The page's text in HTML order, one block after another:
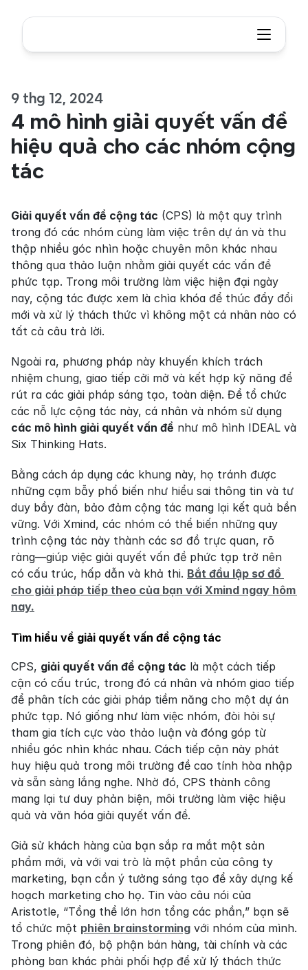
9 thg 12, 2024
4 mô hình giải quyết vấn đề
hiệu quả cho các nhóm cộng
tác
Giải quyết vấn đề cộng tác (CPS) là một quy trình
trong đó các nhóm cùng làm việc trên dự án và thu
thập nhiều góc nhìn hoặc chuyên môn khác nhau
thông qua thảo luận nhằm giải quyết các vấn đề
phức tạp. Trong môi trường làm việc hiện đại ngày
nay, cộng tác được xem là chìa khóa để thúc đẩy đổi
mới và xử lý thách thức vì không một cá nhân nào có
tất cả câu trả lời.
Ngoài ra, phương pháp này khuyến khích trách
nhiệm chung, giao tiếp cởi mở và kết hợp kỹ năng để
rút ra các giải pháp sáng tạo, toàn diện. Để tổ chức
các mô hình giải quyết vấn đề như mô hình IDEAL và
Six Thinking Hats.
Bằng cách áp dụng các khung này, họ tránh được
những cạm bẫy phổ biến như hiểu sai thông tin và tư
duy bầy đàn, bảo đảm cộng tác mang lại kết quả bền
vững. Với Xmind, các nhóm có thể biến những quy
trình cộng tác này thành các sơ đồ trực quan, rõ
ràng—giúp việc giải quyết vấn đề phức tạp trở nên
có cấu trúc, hấp dẫn và khả thi. Bắt đầu lập sơ đồ
cho giải pháp tiếp theo của bạn với Xmind ngay hôm
nay.
Tìm hiểu về giải quyết vấn đề cộng tác
CPS, giải quyết vấn đề cộng tác là một cách tiếp
cận có cấu trúc, trong đó cá nhân và nhóm giao tiếp
để phân tích các giải pháp tiềm năng cho một dự án
phức tạp. Nó giống như làm việc nhóm, đòi hỏi sự
tham gia tích cực vào thảo luận và đóng góp từ
nhiều góc nhìn khác nhau. Cách tiếp cận này phát
huy hiệu quả trong môi trường đề cao tính hòa nhập
và sẵn sàng lắng nghe. Nhờ đó, CPS thành công
mang lại tư duy phản biện, môi trường làm việc hiệu
quả và văn hóa giải quyết vấn đề.
Giả sử khách hàng của bạn sắp ra mắt một sản
phẩm mới, và với vai trò là một phần của công ty
marketing, bạn cần ý tưởng sáng tạo để xây dựng kế
hoạch marketing cho họ. Tin vào câu nói của
Aristotle, “Tổng thể lớn hơn tổng các phần,” bạn sẽ
tổ chức một phiên brainstorming với nhóm của mình.
Trong phiên đó, bộ phận bán hàng, tài chính và các
phòng ban khác phải phối hợp để xử lý thách thức